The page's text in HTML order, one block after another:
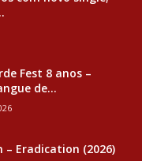
Fest 8 anos –
de...
– Eradication (2026)